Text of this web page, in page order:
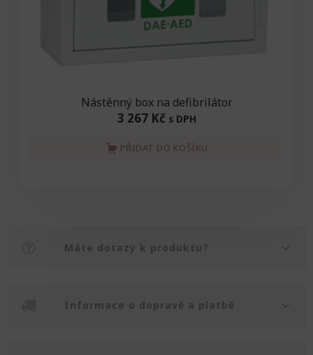
Nástěnný box na defibrilátor
3 267 Kč s DPH
PŘIDAT DO KOŠÍKU
Máte dotazy k produktu?
Informace o dopravě a platbě